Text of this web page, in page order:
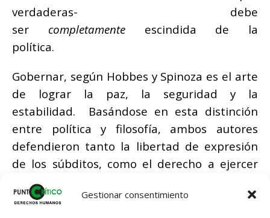
Gestionar consentimiento
verdaderas- debe
ser completamenteescindida de la
política.
Gobernar, según Hobbes y Spinoza es el arte
de lograr la paz, la seguridad y la
estabilidad. Basándose en esta distinción
entre política y filosofía, ambos autores
defendieron tanto la libertad de expresión
de los súbditos, como el derecho a ejercer
coacción por parte del soberano. Las
diferencias entre Hobbes y Spinoza, así, son